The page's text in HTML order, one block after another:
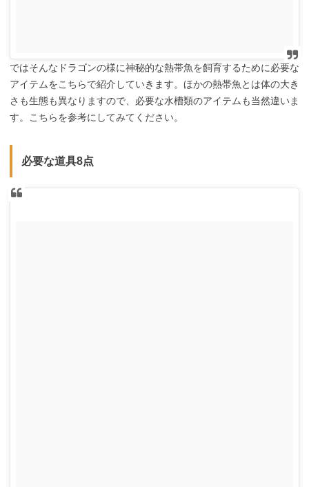
ではそんなドラゴンの様に神秘的な熱帯魚を飼育するために必要な
アイテムをこちらで紹介していきます。ほかの熱帯魚とは体の大き
さも生態も異なりますので、必要な水槽類のアイテムも当然違いま
す。こちらを参考にしてみてください。
必要な道具8点